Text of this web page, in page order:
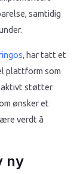
samtidig
, har tatt et
plattform som
aktivt støtter
ønsker et
verdt å
ny